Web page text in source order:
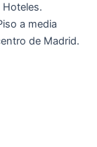
Hoteles.
a media
de Madrid.